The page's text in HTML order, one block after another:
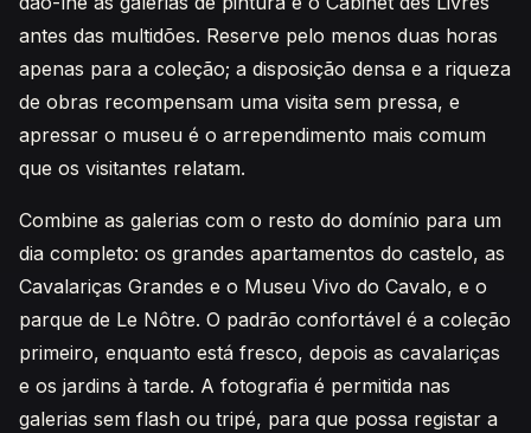
antes das multidões. Reserve pelo menos duas horas
apenas para a coleção; a disposição densa e a riqueza
de obras recompensam uma visita sem pressa, e
apressar o museu é o arrependimento mais comum
que os visitantes relatam.
Combine as galerias com o resto do domínio para um
dia completo: os grandes apartamentos do castelo, as
Cavalariças Grandes e o Museu Vivo do Cavalo, e o
parque de Le Nôtre. O padrão confortável é a coleção
primeiro, enquanto está fresco, depois as cavalariças
e os jardins à tarde. A fotografia é permitida nas
galerias sem flash ou tripé, para que possa registar a